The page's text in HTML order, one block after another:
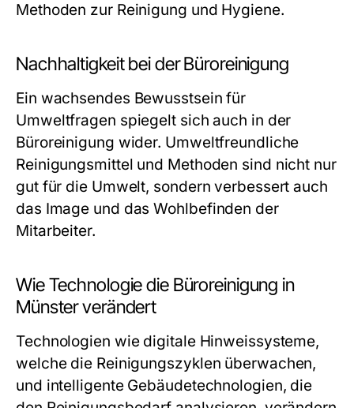
Methoden zur Reinigung und Hygiene.
Nachhaltigkeit bei der Büroreinigung
Ein wachsendes Bewusstsein für
Umweltfragen spiegelt sich auch in der
Büroreinigung wider. Umweltfreundliche
Reinigungsmittel und Methoden sind nicht nur
gut für die Umwelt, sondern verbessert auch
das Image und das Wohlbefinden der
Mitarbeiter.
Wie Technologie die Büroreinigung in
Münster verändert
Technologien wie digitale Hinweissysteme,
welche die Reinigungszyklen überwachen,
und intelligente Gebäudetechnologien, die